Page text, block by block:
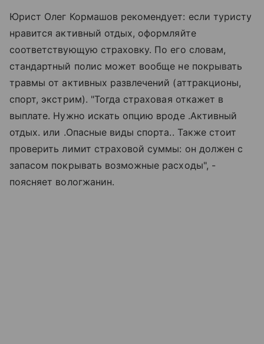
Юрист Олег Кормашов рекомендует: если туристу
нравится активный отдых, оформляйте
соответствующую страховку. По его словам,
стандартный полис может вообще не покрывать
травмы от активных развлечений (аттракционы,
спорт, экстрим). "Тогда страховая откажет в
выплате. Нужно искать опцию вроде .Активный
отдых. или .Опасные виды спорта.. Также стоит
проверить лимит страховой суммы: он должен с
запасом покрывать возможные расходы", -
поясняет вологжанин.